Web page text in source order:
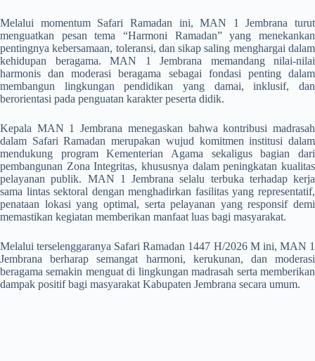
Melalui momentum Safari Ramadan ini, MAN 1 Jembrana turut
menguatkan pesan tema “Harmoni Ramadan” yang menekankan
pentingnya kebersamaan, toleransi, dan sikap saling menghargai dalam
kehidupan beragama. MAN 1 Jembrana memandang nilai-nilai
harmonis dan moderasi beragama sebagai fondasi penting dalam
membangun lingkungan pendidikan yang damai, inklusif, dan
berorientasi pada penguatan karakter peserta didik.
Kepala MAN 1 Jembrana menegaskan bahwa kontribusi madrasah
dalam Safari Ramadan merupakan wujud komitmen institusi dalam
mendukung program Kementerian Agama sekaligus bagian dari
pembangunan Zona Integritas, khususnya dalam peningkatan kualitas
pelayanan publik. MAN 1 Jembrana selalu terbuka terhadap kerja
sama lintas sektoral dengan menghadirkan fasilitas yang representatif,
penataan lokasi yang optimal, serta pelayanan yang responsif demi
memastikan kegiatan memberikan manfaat luas bagi masyarakat.
Melalui terselenggaranya Safari Ramadan 1447 H/2026 M ini, MAN 1
Jembrana berharap semangat harmoni, kerukunan, dan moderasi
beragama semakin menguat di lingkungan madrasah serta memberikan
dampak positif bagi masyarakat Kabupaten Jembrana secara umum.